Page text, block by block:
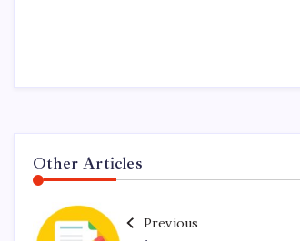
Other Articles
Previous